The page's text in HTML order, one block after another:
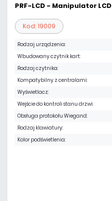
PRF-LCD - Manipulator LCD
Kod: 19009
Rodzaj urządzenia:
Wbudowany czytnik kart:
Rodzaj czytnika:
Kompatybilny z centralami:
Wyświetlacz:
Wejście do kontroli stanu drzwi:
Obsługa protokołu Wiegand:
Rodzaj klawiatury:
Kolor podświetlenia: